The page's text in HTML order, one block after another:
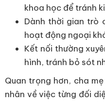
khoa học để tránh
Dành thời gian trò
hoạt động ngoại
Kết nối thường
hình, tránh bỏ sót
Quan trọng hơn, cha
nhân về việc từng đối